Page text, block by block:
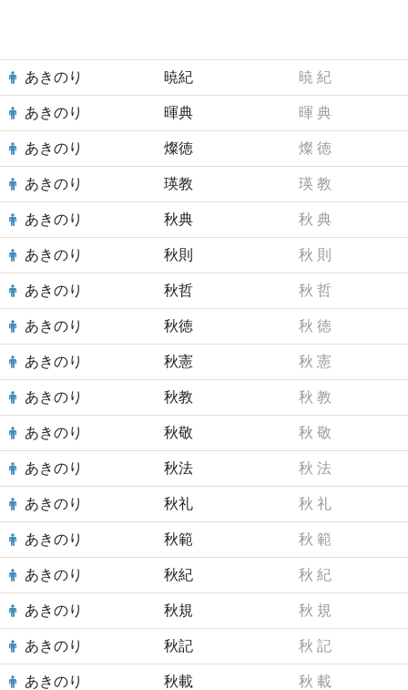
あきのり 暁紀 暁 紀
あきのり 暉典 暉 典
あきのり 燦徳 燦 徳
あきのり 瑛教 瑛 教
あきのり 秋典 秋 典
あきのり 秋則 秋 則
あきのり 秋哲 秋 哲
あきのり 秋徳 秋 徳
あきのり 秋憲 秋 憲
あきのり 秋教 秋 教
あきのり 秋敬 秋 敬
あきのり 秋法 秋 法
あきのり 秋礼 秋 礼
あきのり 秋範 秋 範
あきのり 秋紀 秋 紀
あきのり 秋規 秋 規
あきのり 秋記 秋 記
あきのり 秋載 秋 載